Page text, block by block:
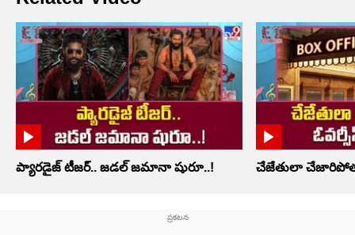
ప్యారడైజ్ టీజర్.. జడల్ జమానా షురూ..! చేజేతులా